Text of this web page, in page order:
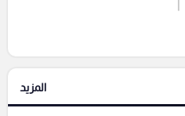
تعليق
المزيد